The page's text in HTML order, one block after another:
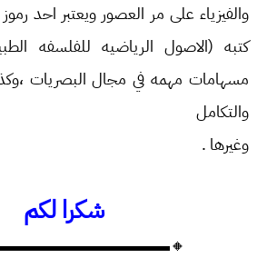
والفيزياء على مر العصور ويعتبر احد
كتبه (الاصول الرياضيه للفلسفه
مسهامات مهمه في مجال البصريات
والتكامل
وغيرها .
شكرا لكم